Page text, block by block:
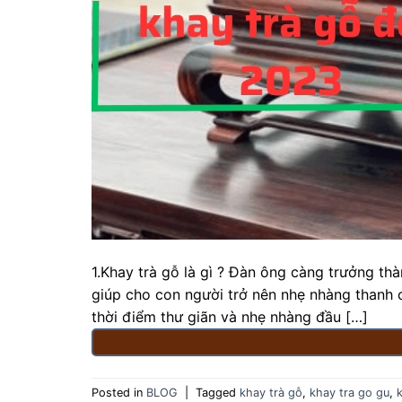
1.Khay trà gỗ là gì ? Đàn ông càng trưởng
giúp cho con người trở nên nhẹ nhàng
thời điểm thư giãn và nhẹ nhàng đầu […]
Posted in BLOG Tagged khay trà gỗ, khay tra go gu,